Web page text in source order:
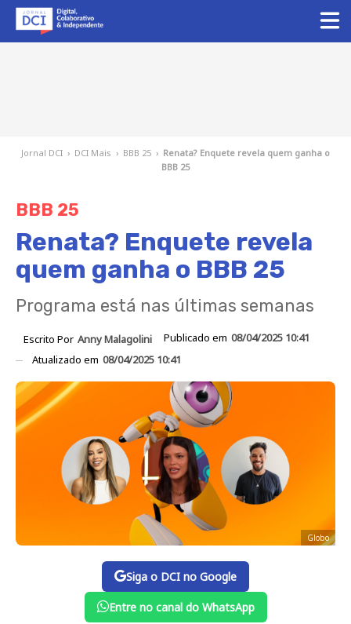
Jornal DCI › DCI Mais › BBB 25 › Renata? Enquete revela quem ganha o
BBB 25
BBB 25
Renata? Enquete revela
quem ganha o BBB 25
Programa está nas últimas semanas
Escrito Por Anny Malagolini Publicado em 08/04/2025 10:41
Atualizado em 08/04/2025 10:41
Globo
Siga o DCI no Google
Entre no canal do WhatsApp